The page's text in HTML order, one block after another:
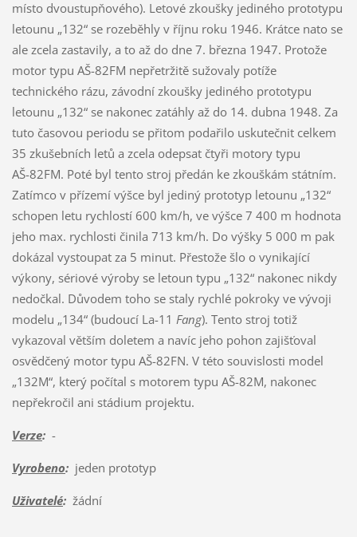
místo dvoustupňového). Letové zkoušky jediného prototypu
letounu „132“ se rozeběhly v říjnu roku 1946. Krátce nato se
ale zcela zastavily, a to až do dne 7. března 1947. Protože
motor typu AŠ-82FM nepřetržitě sužovaly potíže
technického rázu, závodní zkoušky jediného prototypu
letounu „132“ se nakonec zatáhly až do 14. dubna 1948. Za
tuto časovou periodu se přitom podařilo uskutečnit celkem
35 zkušebních letů a zcela odepsat čtyři motory typu
AŠ-82FM. Poté byl tento stroj předán ke zkouškám státním.
Zatímco v přízemí výšce byl jediný prototyp letounu „132“
schopen letu rychlostí 600 km/h, ve výšce 7 400 m hodnota
jeho max. rychlosti činila 713 km/h. Do výšky 5 000 m pak
dokázal vystoupat za 5 minut. Přestože šlo o vynikající
výkony, sériové výroby se letoun typu „132“ nakonec nikdy
nedočkal. Důvodem toho se staly rychlé pokroky ve vývoji
modelu „134“ (budoucí La-11 Fang). Tento stroj totiž
vykazoval větším doletem a navíc jeho pohon zajišťoval
osvědčený motor typu AŠ-82FN. V této souvislosti model
„132M“, který počítal s motorem typu AŠ-82M, nakonec
nepřekročil ani stádium projektu.
Verze:-
Vyrobeno:jeden prototyp
Uživatelé:žádní